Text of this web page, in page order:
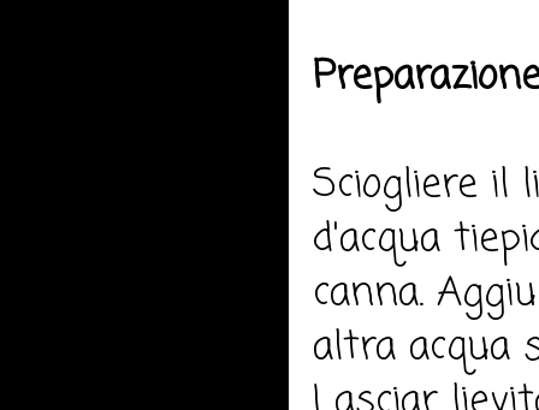
Sciogliere il
d'acqua
canna.
altra acqua